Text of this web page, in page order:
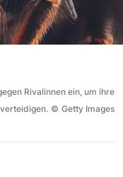
Rivalinnen ein, um ihre
© Getty Images